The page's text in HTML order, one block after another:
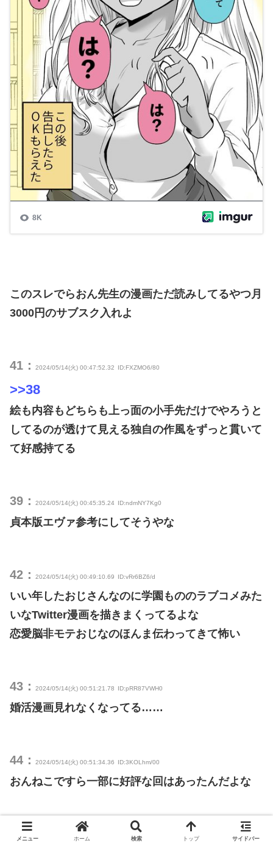
このスレでらおん先生の漫画ただ読みしてるやつ月
3000円のサブスク入れよ
41： 2024/05/14(火) 00:47:52.32 ID:FXZMO6/80
>>38
絵も内容もどちらも上っ面の小手先だけでやろうと
してるのが透けて見える独自の作風をずっと貫いて
て好感持てる
39： 2024/05/14(火) 00:45:35.24 ID:ndmNY7Kg0
貞本版エヴァ参考にしてそうやな
42： 2024/05/14(火) 00:49:10.69 ID:vRr6BZ6/d
いい年したおじさんなのに学園もののラブコメみた
いなTwitter漫画を描きまくってるよな
恋愛脳非モテおじなのほんま伝わってきて怖い
43： 2024/05/14(火) 00:51:21.78 ID:pRR87VWH0
婚活漫画見れなくなってる……
44： 2024/05/14(火) 00:51:34.36 ID:3KOLhm/00
おんねこですら一部に好評な回はあったんだよな
45： 2024/05/14(火) 00:51:45.08 ID:klReTlDg0
メニュー ホーム 検索 トップ サイドバー